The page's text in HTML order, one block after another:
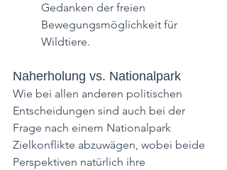
Gedanken der freien
Bewegungsmöglichkeit für
Wildtiere.
Naherholung vs. Nationalpark
Wie bei allen anderen politischen
Entscheidungen sind auch bei der
Frage nach einem Nationalpark
Zielkonflikte abzuwägen, wobei beide
Perspektiven natürlich ihre